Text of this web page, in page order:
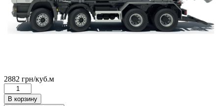
2882 грн/куб.м
Количество
товара
В корзину